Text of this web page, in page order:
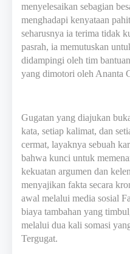
menyelesaikan sebagian
menghadapi kenyataan
seharusnya ia terima tidak
pasrah, ia memutuskan
didampingi oleh tim
yang dimotori oleh Ananta
Gugatan yang diajukan
kata, setiap kalimat, dan
cermat, layaknya sebuah
bahwa kunci untuk
kekuatan argumen dan
menyajikan fakta secara
awal melalui media sosial
biaya tambahan yang
melalui dua kali somasi
Tergugat.